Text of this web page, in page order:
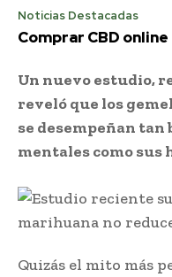
Noticias Destacadas
Comprar CBD
Un nuevo estudio,
reveló que los
se desempeñan tan
mentales como sus
Quizás el mito más